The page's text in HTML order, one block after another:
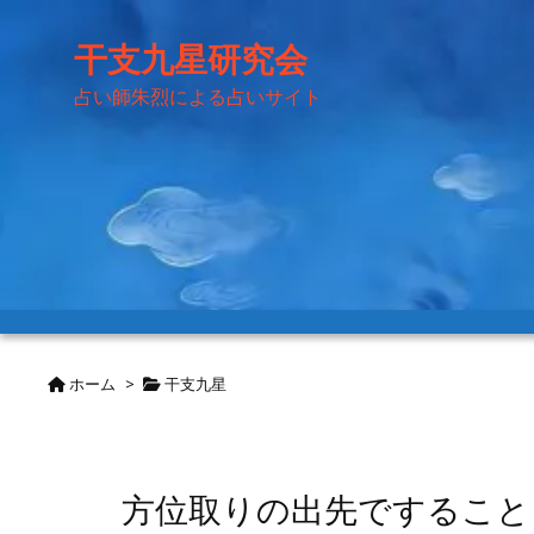
干支九星研究会
占い師朱烈による占いサイト
ホーム > 干支九星
方位取りの出先ですること